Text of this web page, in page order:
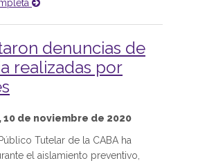
denuncias de
realizadas por
10 de noviembre de 2020
Tutelar de la CABA ha
el aislamiento preventivo,